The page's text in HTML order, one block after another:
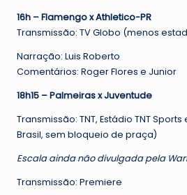
16h – Flamengo x Athletico-PR
Transmissão: TV Globo (menos
Narração: Luis Roberto
Comentários: Roger Flores e Junior
18h15 – Palmeiras x Juventude
Transmissão: TNT, Estádio TNT
Brasil, sem bloqueio de praça)
Escala ainda não divulgada pela
Transmissão: Premiere